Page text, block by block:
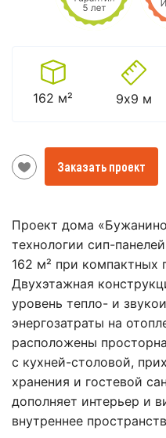
162 м² 9х9 м
Заказать проект
Проект дома
технологии сип-
162 м² при компактных
Двухэтажная
уровень тепло- и
энергозатраты на
расположены
с кухней-столовой,
хранения и гостевой
дополняет интерьер и
внутреннее